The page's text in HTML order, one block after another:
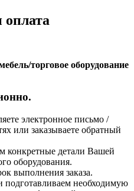
оплата
торговое оборудование
электронное письмо /
или заказываете обратный
конкретные детали Вашей
оборудования.
выполнения заказа.
необходимую